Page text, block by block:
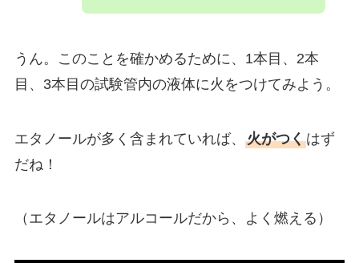
うん。このことを確かめるために、1本目、2本
目、3本目の試験管内の液体に火をつけてみよう。
エタノールが多く含まれていれば、 火がつくはず
だね！
（エタノールはアルコールだから、よく燃える）